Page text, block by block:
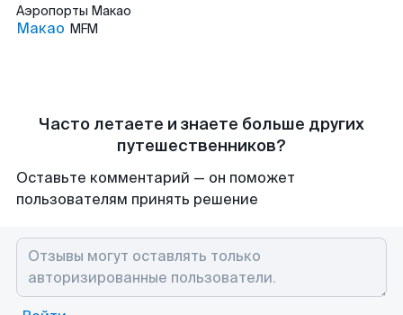
Аэропорты Макао
Макао MFM
Часто летаете и знаете больше других
путешественников?
Оставьте комментарий — он поможет
пользователям принять решение